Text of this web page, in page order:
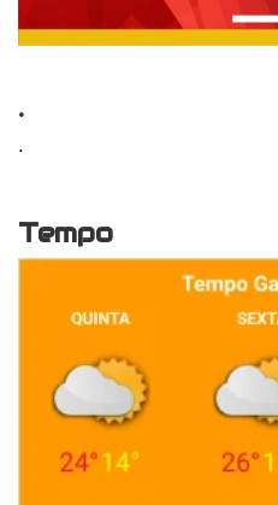
.
.
Tempo